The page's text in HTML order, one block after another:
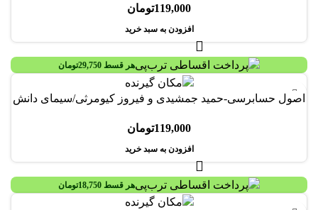
119,000تومان
افزودن به سبد خرید
هر قسط 29,750تومان
اصول حسابرسی-حمید جمشیدی و فیروز کیومرثی/سیمای دانش
119,000تومان
افزودن به سبد خرید
هر قسط 18,750تومان